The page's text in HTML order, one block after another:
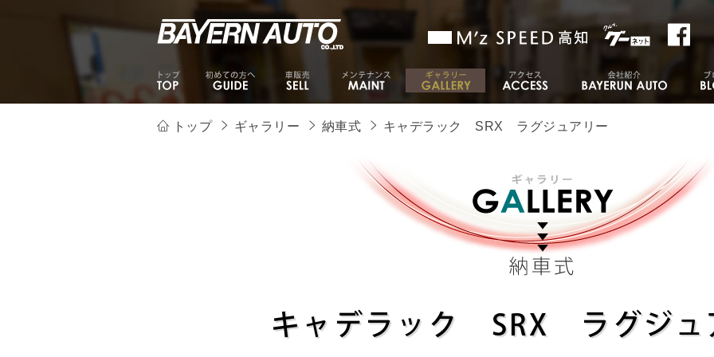
トップ ギャラリー 納車式 キャデラック SRX ラグジュアリー
キャデラック SRX ラグジュ